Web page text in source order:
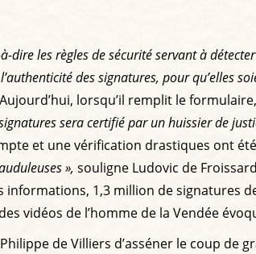
dire les règles de sécurité servant à
des signatures, pour qu’elles
Aujourd’hui, lorsqu’il remplit le
sera certifié par un huissier de
et une vérification drastiques ont
», souligne Ludovic de
informations, 1,3 million de signatures
vidéos de l’homme de la Vendée
de Villiers d’asséner le coup de